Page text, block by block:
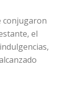
conjugaron
el